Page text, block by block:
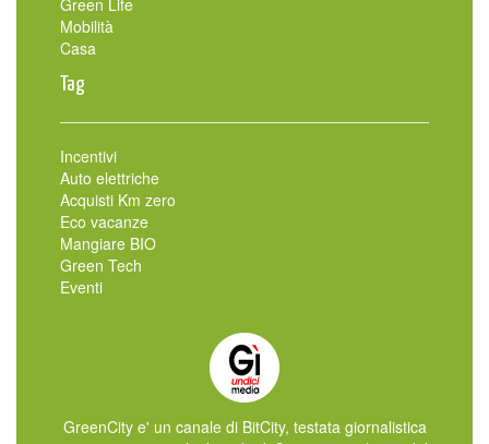
Green Life
Mobilità
Casa
Tag
Incentivi
Auto elettriche
Acquisti Km zero
Eco vacanze
Mangiare BIO
Green Tech
Eventi
GreenCity e' un canale di BitCity, testata giornalistica